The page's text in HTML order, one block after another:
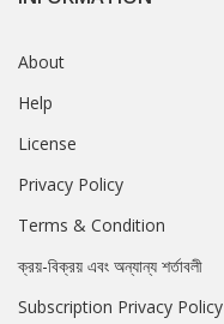
About
Help
License
Privacy Policy
Terms & Condition
ক্রয়-বিক্রয় এবং অন্যান্য শর্তাবলী
Subscription Privacy Policy